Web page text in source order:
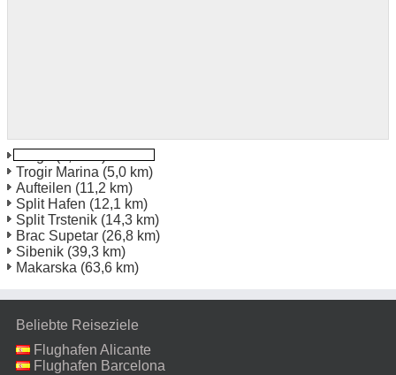
Trogir Marina (5,0 km)
Aufteilen (11,2 km)
Split Hafen (12,1 km)
Split Trstenik (14,3 km)
Brac Supetar (26,8 km)
Sibenik (39,3 km)
Makarska (63,6 km)
Beliebte Reiseziele
Flughafen Alicante
Flughafen Barcelona